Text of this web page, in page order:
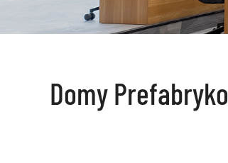
Domy